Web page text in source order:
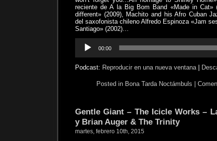
reciente de A la Big Bom Band «Made in Cat»
different» (2009), Machito and his Afro Cuban
del saxofonista chileno Alfredo Espinoza «Jam
Santiago» (2002)…
audio
00:00
Podcast: Reproducir en una nueva ventana|
Posted in Bona Tarda Noctámbuls
Gentle Giant – The Icicle Works –
y Brian Auger & The Trinity
martes, febrero 10th, 2015